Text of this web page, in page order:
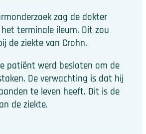
zag de dokter
terminale ileum. Dit zou
de ziekte van Crohn.
patiënt werd besloten om de
De verwachting is dat hij
te leven heeft. Dit is de
de ziekte.